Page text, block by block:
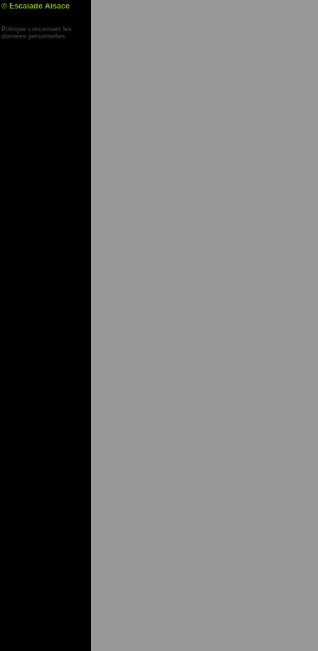
© Escalade Alsace
Politique concernant les
données personnelles